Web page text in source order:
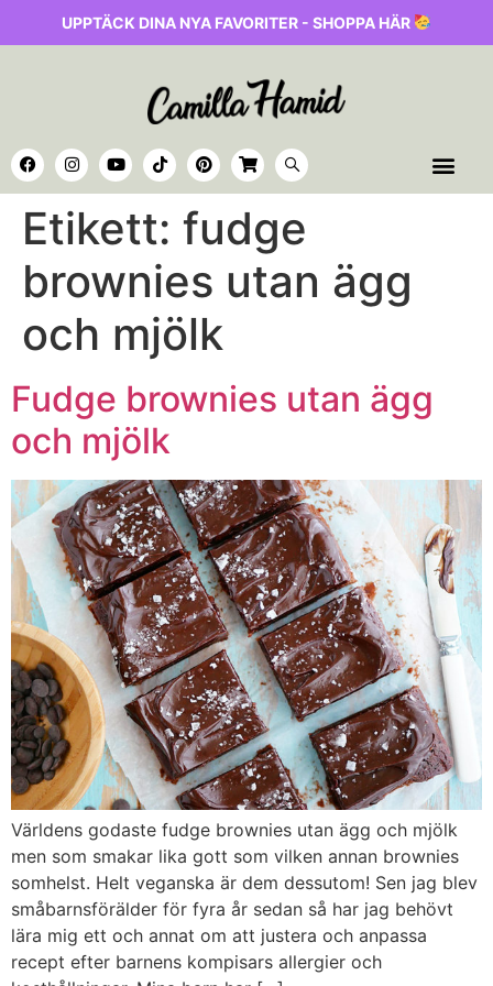
UPPTÄCK DINA NYA FAVORITER - SHOPPA HÄR
Etikett: fudge
brownies utan ägg
och mjölk
Fudge brownies utan ägg
och mjölk
Världens godaste fudge brownies utan ägg och mjölk
men som smakar lika gott som vilken annan brownies
somhelst. Helt veganska är dem dessutom! Sen jag blev
småbarnsförälder för fyra år sedan så har jag behövt
lära mig ett och annat om att justera och anpassa
recept efter barnens kompisars allergier och